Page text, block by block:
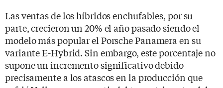
Las ventas de los híbridos enchufables, por su
parte, crecieron un 20% el año pasado siendo el
modelo más popular el Porsche Panamera en su
variante E-Hybrid. Sin embargo, este porcentaje no
supone un incremento significativo debido
precisamente a los atascos en la producción que